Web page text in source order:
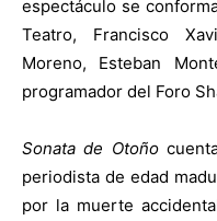
espectáculo se
Teatro, Francisco
Moreno, Esteban
programador del Foro
Sonata de Otoño
periodista de edad
por la muerte